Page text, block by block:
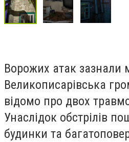
Ворожих атак зазнали
Великописарівська
відомо про двох
Унаслідок обстрілів
будинки та